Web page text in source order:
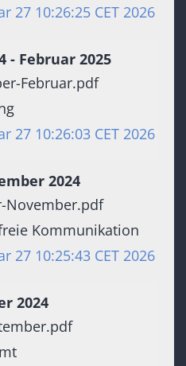
27 10:26:25 CET 2026
- Februar 2025
Februar.pdf
27 10:26:03 CET 2026
2024
November.pdf
Kommunikation
27 10:25:43 CET 2026
2024